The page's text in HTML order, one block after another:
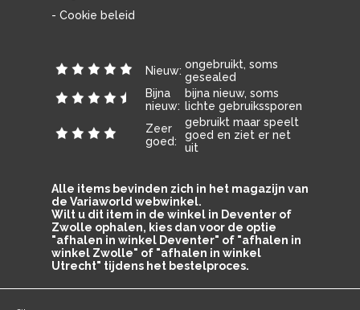
- Cookie beleid
Nieuw: ongebruikt, soms
gesealed
Bijna
nieuw:
bijna nieuw, soms
lichte gebruikssporen
Zeer
goed:
gebruikt maar speelt
goed en ziet er net
uit
Alle items bevinden zich in het magazijn van
de Variaworld webwinkel.
Wilt u dit item in de winkel in Deventer of
Zwolle ophalen, kies dan voor de optie
"afhalen in winkel Deventer" of "afhalen in
winkel Zwolle" of "afhalen in winkel
Utrecht" tijdens het bestelproces.